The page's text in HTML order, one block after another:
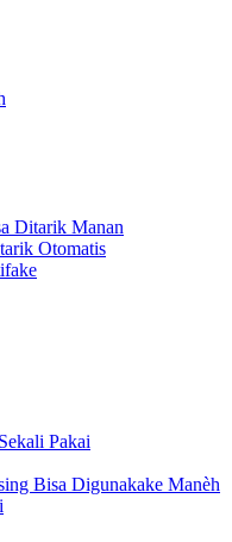
Ditarik Manan
Otomatis
Pakai
Bisa Digunakake Manèh